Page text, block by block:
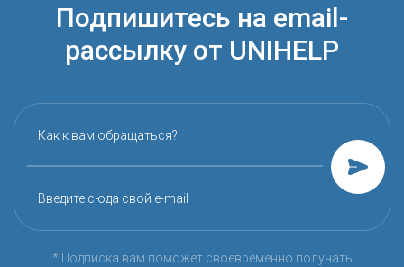
Подпишитесь на email-
рассылку от UNIHELP
Как к вам обращаться?
Введите сюда свой e-mail
* Подписка вам поможет своевременно получать